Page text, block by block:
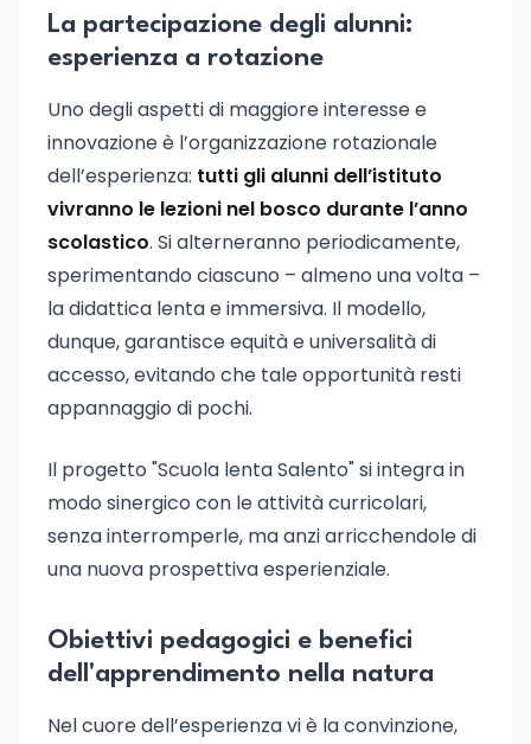
La partecipazione degli alunni:
esperienza a rotazione
Uno degli aspetti di maggiore interesse e
innovazione è l’organizzazione rotazionale
dell’esperienza: tutti gli alunni dell’istituto
vivranno le lezioni nel bosco durante l’anno
scolastico. Si alterneranno periodicamente,
sperimentando ciascuno – almeno una volta –
la didattica lenta e immersiva. Il modello,
dunque, garantisce equità e universalità di
accesso, evitando che tale opportunità resti
appannaggio di pochi.
Il progetto "Scuola lenta Salento" si integra in
modo sinergico con le attività curricolari,
senza interromperle, ma anzi arricchendole di
una nuova prospettiva esperienziale.
Obiettivi pedagogici e benefici
dell'apprendimento nella natura
Nel cuore dell’esperienza vi è la convinzione,